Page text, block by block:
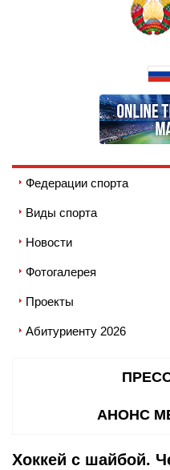
Федерации спорта
Виды спорта
Новости
Фотогалерея
Проекты
Абитуриенту 2026
АНОНС
Хоккей с шайбой.